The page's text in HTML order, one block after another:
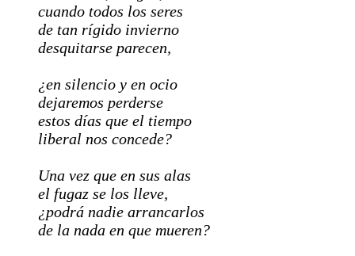
cuando todos los seres
de tan rígido invierno
desquitarse parecen,
¿en silencio y en ocio
dejaremos perderse
estos días que el tiempo
liberal nos concede?
Una vez que en sus alas
el fugaz se los lleve,
¿podrá nadie arrancarlos
de la nada en que mueren?